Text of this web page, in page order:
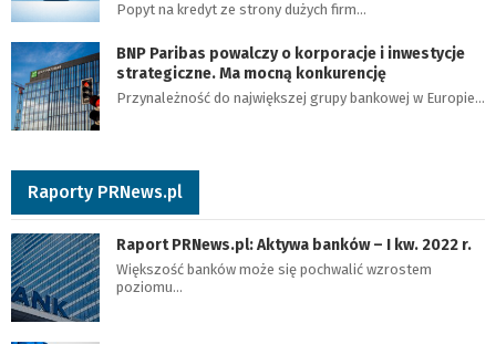
Popyt na kredyt ze strony dużych firm…
BNP Paribas powalczy o korporacje i inwestycje
strategiczne. Ma mocną konkurencję
Przynależność do największej grupy bankowej w Europie…
Raporty PRNews.pl
Raport PRNews.pl: Aktywa banków – I kw. 2022 r.
Większość banków może się pochwalić wzrostem
poziomu…